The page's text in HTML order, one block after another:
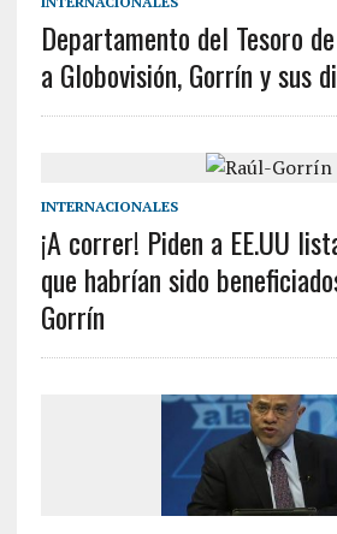
Departamento del Tesoro
a Globovisión, Gorrín y sus
INTERNACIONALES
¡A correr! Piden a EE.UU
que habrían sido
Gorrín